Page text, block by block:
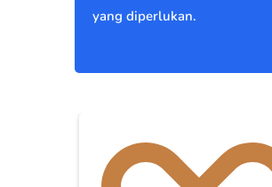
yang diperlukan.